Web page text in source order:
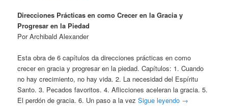
Direcciones Prácticas en como Crecer en la Gracia y
Progresar en la Piedad
Por Archibald Alexander
Esta obra de 6 capítulos da direcciones prácticas en como
crecer en gracia y progresar en la piedad. Capítulos: 1. Cuando
no hay crecimiento, no hay vida. 2. La necesidad del Espíritu
Santo. 3. Pecados favoritos. 4. Aflicciones aceleran la gracia. 5.
El perdón de gracia. 6. Un paso a la vezSigue leyendo →